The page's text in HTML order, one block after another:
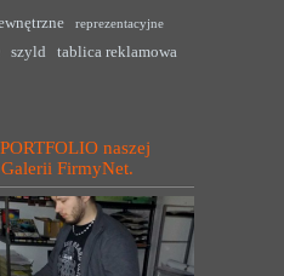
reprezentacyjne
szyld tablica reklamowa
naszej
FirmyNet.